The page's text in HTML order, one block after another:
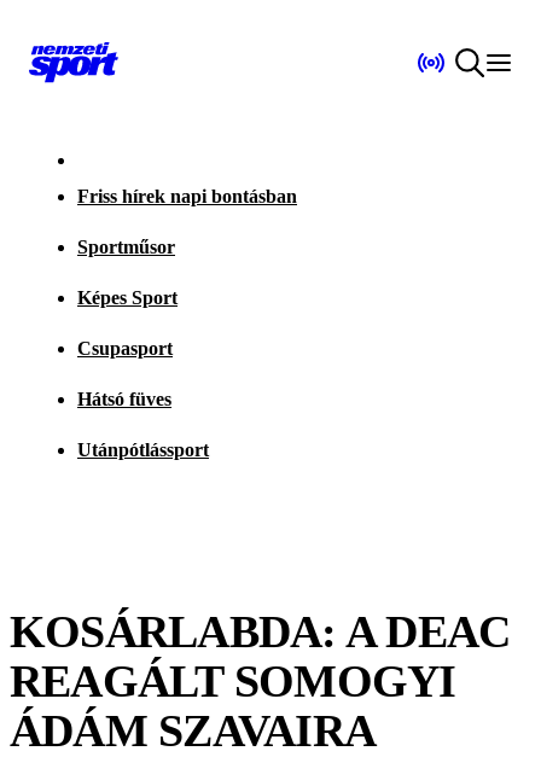
Friss hírek napi bontásban
Sportműsor
Képes Sport
Csupasport
Hátsó füves
Utánpótlássport
KOSÁRLABDA: A DEAC
REAGÁLT SOMOGYI
ÁDÁM SZAVAIRA